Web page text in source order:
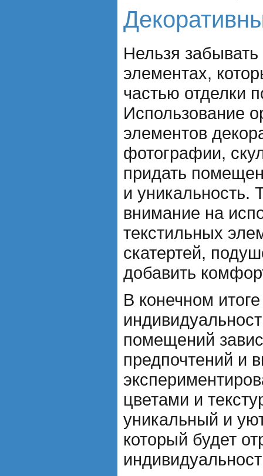
Нельзя
элементах,
частью отделки
Использование
элементов
фотографии,
придать
и уникальность.
внимание на
текстильных
скатертей,
добавить
В конечном
помещений
предпочтений и
цветами и
уникальный и
который будет